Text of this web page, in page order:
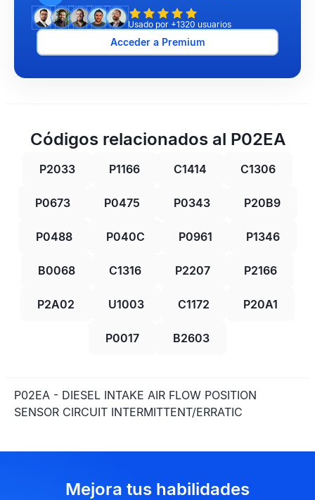
Usado por +1320 usuarios
Acceder a Premium
Códigos relacionados al P02EA
P2033 P1166 C1414 C1306
P0673 P0475 P0343 P20B9
P0488 P040C P0961 P1346
B0068 C1316 P2207 P2166
P2A02 U1003 C1172 P20A1
P0017 B2603
P02EA - DIESEL INTAKE AIR FLOW POSITION
SENSOR CIRCUIT INTERMITTENT/ERRATIC
Mejora tus habilidades